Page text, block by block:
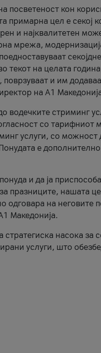
посветеност кон
примарна цел е секој
и најквалитетен
мрежа,
текот на целата
и им
на А1
водечките стриминг
со тарифниот
услуги, со можност
е
и да ја
празниците, нашата
на неговите
Македонија.
стратегиска насока за
услуги, што